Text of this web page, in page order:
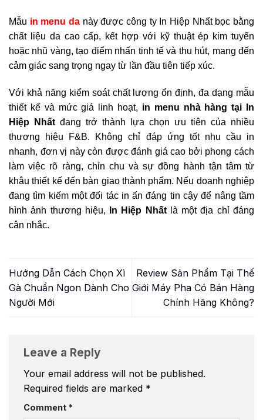
Mẫu in menu da này được công ty In Hiệp Nhất bọc bằng
chất liệu da cao cấp, kết hợp với kỹ thuật ép kim tuyến
hoặc nhũ vàng, tạo điểm nhấn tinh tế và thu hút, mang đến
cảm giác sang trọng ngay từ lần đầu tiên tiếp xúc.
Với khả năng kiểm soát chất lượng ổn định, đa dạng mẫu
thiết kế và mức giá linh hoạt, in menu nhà hàng tại In
Hiệp Nhất đang trở thành lựa chọn ưu tiên của nhiều
thương hiệu F&B. Không chỉ đáp ứng tốt nhu cầu in
nhanh, đơn vị này còn được đánh giá cao bởi phong cách
làm việc rõ ràng, chỉn chu và sự đồng hành tận tâm từ
khâu thiết kế đến bàn giao thành phẩm. Nếu doanh nghiệp
đang tìm kiếm một đối tác in ấn đáng tin cậy để nâng tầm
hình ảnh thương hiệu,
In Hiệp Nhấtlà một địa chỉ đáng
cân nhắc.
Hướng Dẫn Cách Chọn Xì
Gà Chuẩn Ngon Dành Cho
Người Mới
Review Sản Phẩm Tại Thế
Giới Máy Pha Có Bán Hàng
Chính Hãng Không?
Leave a Reply
Your email address will not be published.
Required fields are marked *
Comment *